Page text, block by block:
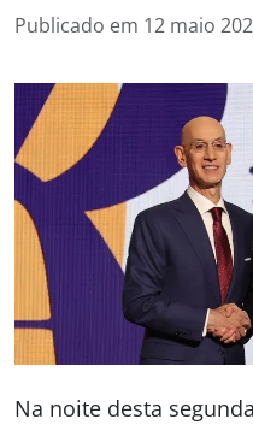
Publicado em 12 maio
Na noite desta